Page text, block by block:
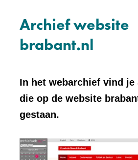
Archief website
brabant.nl
In het webarchief vind je
die op de website
gestaan.